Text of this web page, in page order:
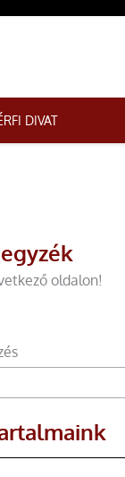
DIVAT
oldalon!